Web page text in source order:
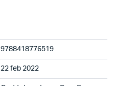
9788418776519
22 feb 2022